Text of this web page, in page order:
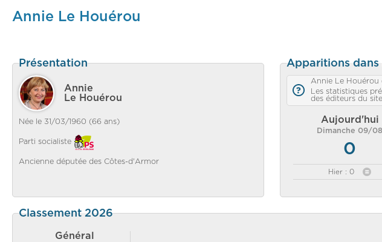
Annie Le Houérou
Présentation
Annie
Le Houérou
Née le 31/03/1960 (66 ans)
Parti socialiste
Ancienne députée des Côtes-d'Armor
Apparitions dans
Annie Le Houérou
Les statistiques
des éditeurs du
Aujourd'hui
Dimanche 09/08
0
Hier : 0
Classement 2026
Général